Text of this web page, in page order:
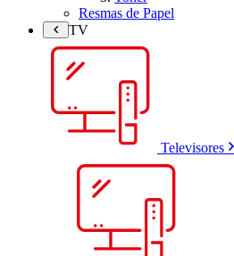
Resmas de Papel
TV
Televisores